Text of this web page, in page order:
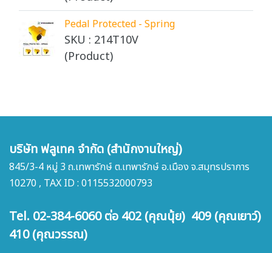
Pedal Protected - Spring
SKU : 214T10V
(Product)
บริษัท ฟลูเทค จำกัด (สำนักงานใหญ่)
845/3-4 หมู่ 3 ถ.เทพารักษ์ ต.เทพารักษ์ อ.เมือง จ.สมุทรปราการ
10270 , TAX ID : 0115532000793
Tel. 02-384-6060 ต่อ 402 (คุณนุ้ย) 409 (คุณเยาว์)
410 (คุณวรรณ)